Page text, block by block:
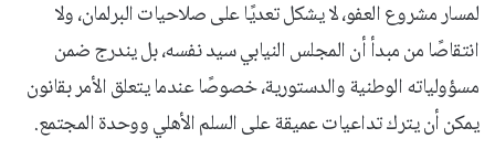
لمسار مشروع العفو، لا يشكل تعديًا على صلاحيات البرلمان، ولا
انتقاصًا من مبدأ أن المجلس النيابي سيد نفسه، بل يندرج ضمن
مسؤولياته الوطنية والدستورية، خصوصًا عندما يتعلق الأمر بقانون
يمكن أن يترك تداعيات عميقة على السلم الأهلي ووحدة المجتمع.